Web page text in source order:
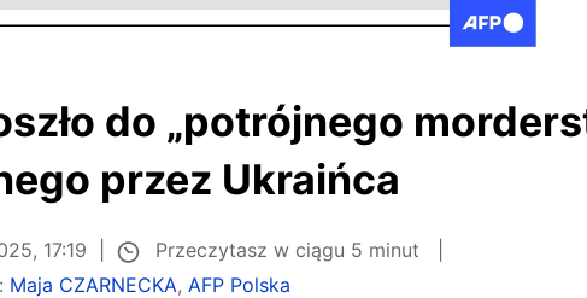
do „potrójnego
przez Ukraińca
17:19
Przeczytasz w ciągu 5 minut
Maja CZARNECKA, AFP Polska